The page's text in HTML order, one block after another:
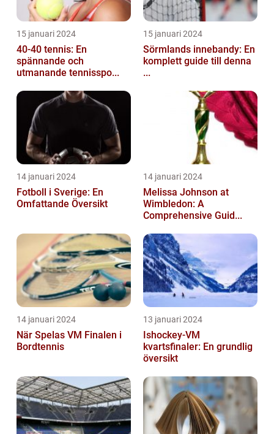
15 januari 2024
40-40 tennis: En
spännande och
utmanande tennisspo...
15 januari 2024
Sörmlands innebandy: En
komplett guide till denna
...
14 januari 2024
Fotboll i Sverige: En
Omfattande Översikt
14 januari 2024
Melissa Johnson at
Wimbledon: A
Comprehensive Guid...
14 januari 2024
När Spelas VM Finalen i
Bordtennis
13 januari 2024
Ishockey-VM
kvartsfinaler: En grundlig
översikt